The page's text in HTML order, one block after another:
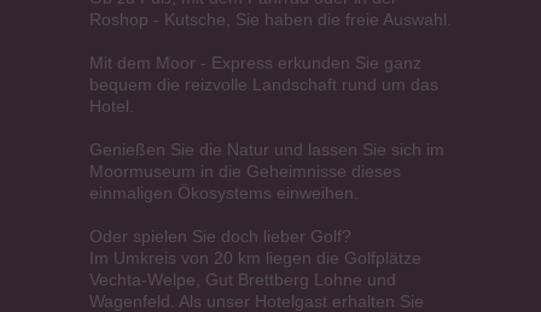
Roshop - Kutsche, Sie haben die freie Auswahl.
Mit dem Moor - Express erkunden Sie ganz
bequem die reizvolle Landschaft rund um das
Hotel.
Genießen Sie die Natur und lassen Sie sich im
Moormuseum in die Geheimnisse dieses
einmaligen Ökosystems einweihen.
Oder spielen Sie doch lieber Golf?
Im Umkreis von 20 km liegen die Golfplätze
Vechta-Welpe, Gut Brettberg Lohne und
Wagenfeld. Als unser Hotelgast erhalten Sie